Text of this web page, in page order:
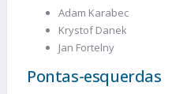
Adam Karabec
Krystof Danek
Jan Fortelny
Pontas-esquerdas